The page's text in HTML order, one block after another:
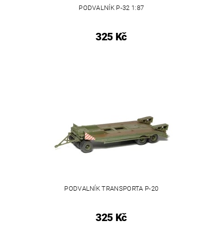
PODVALNÍK P-32 1:87
325 Kč
PODVALNÍK TRANSPORTA P-20
325 Kč